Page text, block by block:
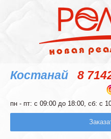
Костанай 8
пн - пт: с 09:00 до 18:00, сб: с